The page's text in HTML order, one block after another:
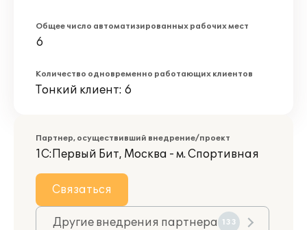
Общее число автоматизированных рабочих мест
6
Количество одновременно работающих клиентов
Тонкий клиент: 6
Партнер, осуществивший внедрение/проект
1С:Первый Бит, Москва - м. Спортивная
Связаться
Другие внедрения партнера 133